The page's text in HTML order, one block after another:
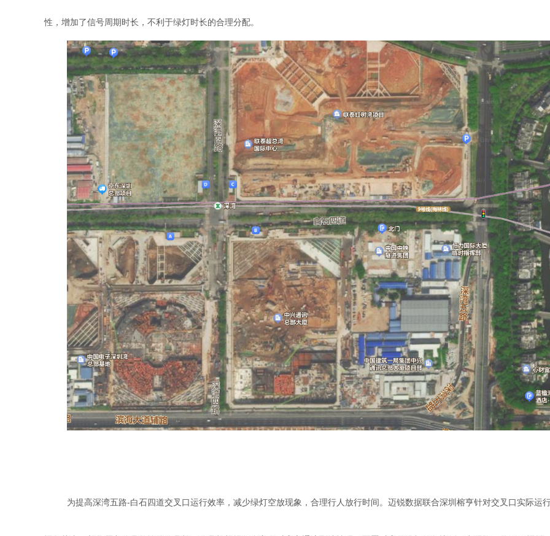
性，增加了信号周期时长，不利于绿灯时长的合理分配。
为提高深湾五路-白石四道交叉口运行效率，减少绿灯空放现象，合理行人放行时间。迈锐数据联合深圳榕亨针对交叉口实际